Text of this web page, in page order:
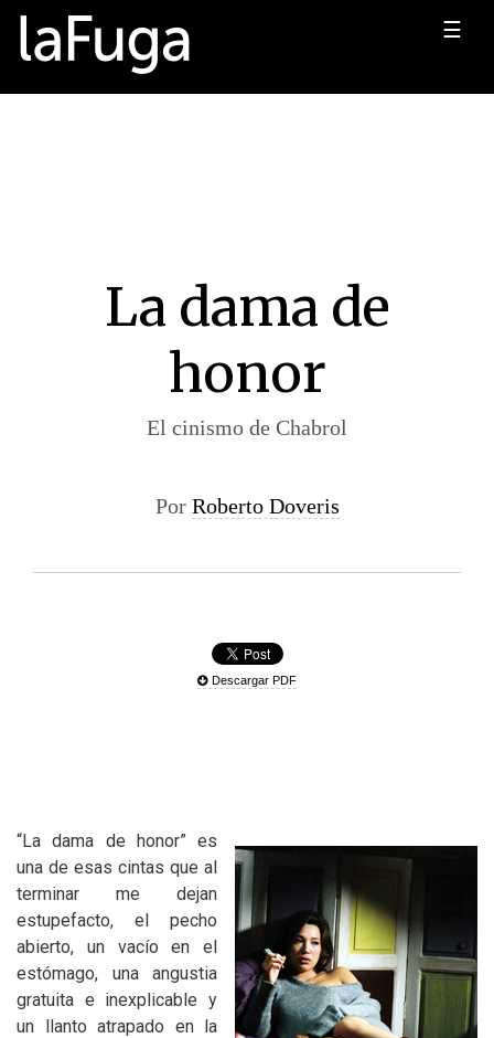
☰
La dama de
honor
El cinismo de Chabrol
Por Roberto Doveris
Descargar PDF
“La dama de honor” es
una de esas cintas que al
terminar me dejan
estupefacto, el pecho
abierto, un vacío en el
estómago, una angustia
gratuita e inexplicable y
un llanto atrapado en la